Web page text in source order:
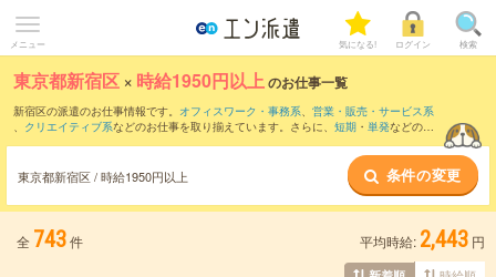
メニュー 気になる! ログイン 検索
東京都新宿区 × 時給1950円以上のお仕事一覧
新宿区の派遣のお仕事情報です。 オフィスワーク・事務系、 営業・販売・サービス系
、 クリエイティブ系などのお仕事を取り揃えています。さらに、 短期 ・ 単発などの期
東京都新宿区 / 時給1950円以上 条件の変更
全 743件 平均時給: 2,443 円